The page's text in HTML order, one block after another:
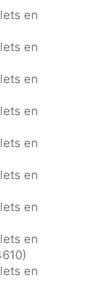
en
en
en
en
en
en
en
en
en